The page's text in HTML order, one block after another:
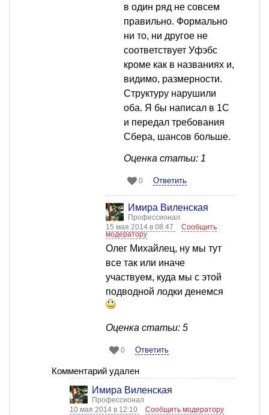
в один ряд не совсем
правильно. Формально
ни то, ни другое не
соответствует Уфэбс
кроме как в названиях и,
видимо, размерности.
Структуру нарушили
оба. Я бы написал в 1С
и передал требования
Сбера, шансов больше.
Оценка статьи: 1
0 Ответить
Имира Виленская
Профессионал
15 мая 2014 в 08:47
Сообщить
модератору
Олег Михайлец, ну мы тут
все так или иначе
участвуем, куда мы с этой
подводной лодки денемся
Оценка статьи: 5
0 Ответить
Комментарий удален
Имира Виленская
Профессионал
10 мая 2014 в 12:10
Сообщить модератору